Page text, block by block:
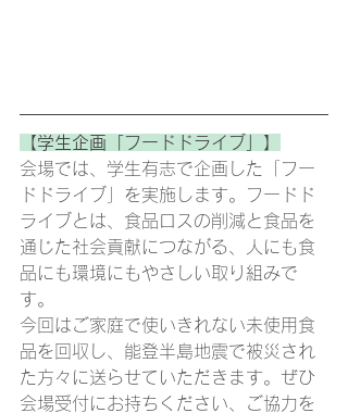
【学生企画「フードドライブ」】
会場では、学生有志で企画した「フー
ドドライブ」を実施します。フードド
ライブとは、食品ロスの削減と食品を
通じた社会貢献につながる、人にも食
品にも環境にもやさしい取り組みで
す。
今回はご家庭で使いきれない未使用食
品を回収し、能登半島地震で被災され
た方々に送らせていただきます。ぜひ
会場受付にお持ちください、ご協力を